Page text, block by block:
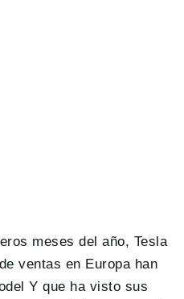
meses del año, Tesla
ventas en Europa han
Y que ha visto sus